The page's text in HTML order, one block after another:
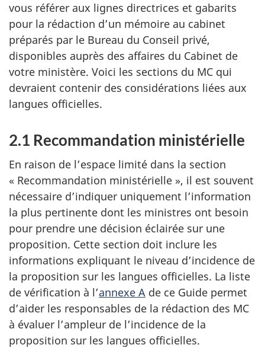
vous référer aux lignes directrices et gabarits
pour la rédaction d’un mémoire au cabinet
préparés par le Bureau du Conseil privé,
disponibles auprès des affaires du Cabinet de
votre ministère. Voici les sections du MC qui
devraient contenir des considérations liées aux
langues officielles.
2.1 Recommandation ministérielle
En raison de l’espace limité dans la section
« Recommandation ministérielle », il est souvent
nécessaire d’indiquer uniquement l’information
la plus pertinente dont les ministres ont besoin
pour prendre une décision éclairée sur une
proposition. Cette section doit inclure les
informations expliquant le niveau d’incidence de
la proposition sur les langues officielles. La liste
de vérification à l’annexe A de ce Guide permet
d’aider les responsables de la rédaction des MC
à évaluer l’ampleur de l’incidence de la
proposition sur les langues officielles.